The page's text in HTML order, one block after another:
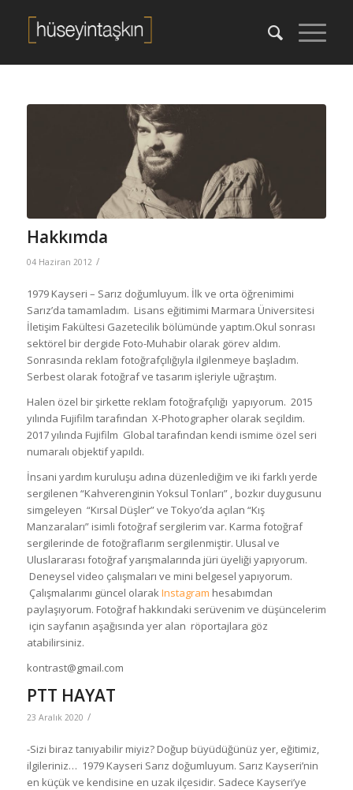
Hakkımda
04 Haziran 2012 /
1979 Kayseri – Sarız doğumluyum. İlk ve orta öğrenimimi
Sarız’da tamamladım. Lisans eğitimimi Marmara Üniversitesi
İletişim Fakültesi Gazetecilik bölümünde yaptım.Okul sonrası
sektörel bir dergide Foto-Muhabir olarak görev aldım.
Sonrasında reklam fotoğrafçılığıyla ilgilenmeye başladım.
Serbest olarak fotoğraf ve tasarım işleriyle uğraştım.
Halen özel bir şirkette reklam fotoğrafçılığı yapıyorum. 2015
yılında Fujifilm tarafından X-Photographer olarak seçildim.
2017 yılında Fujifilm Global tarafından kendi ismime özel seri
numaralı objektif yapıldı.
İnsani yardım kuruluşu adına düzenlediğim ve iki farklı yerde
sergilenen “Kahverenginin Yoksul Tonları” , bozkır duygusunu
simgeleyen “Kırsal Düşler” ve Tokyo’da açılan “Kış
Manzaraları” isimli fotoğraf sergilerim var. Karma fotoğraf
sergilerinde de fotoğraflarım sergilenmiştir. Ulusal ve
Uluslararası fotoğraf yarışmalarında jüri üyeliği yapıyorum.
Deneysel video çalışmaları ve mini belgesel yapıyorum.
Çalışmalarımı güncel olarakInstagram hesabımdan
paylaşıyorum. Fotoğraf hakkındaki serüvenim ve düşüncelerim
için sayfanın aşağısında yer alan röportajlara göz
atabilirsiniz.
kontrast@gmail.com
PTT HAYAT
23 Aralık 2020 /
-Sizi biraz tanıyabilir miyiz? Doğup büyüdüğünüz yer, eğitimiz,
ilgileriniz… 1979 Kayseri Sarız doğumluyum. Sarız Kayseri’nin
en küçük ve kendisine en uzak ilçesidir. Sadece Kayseri’ye